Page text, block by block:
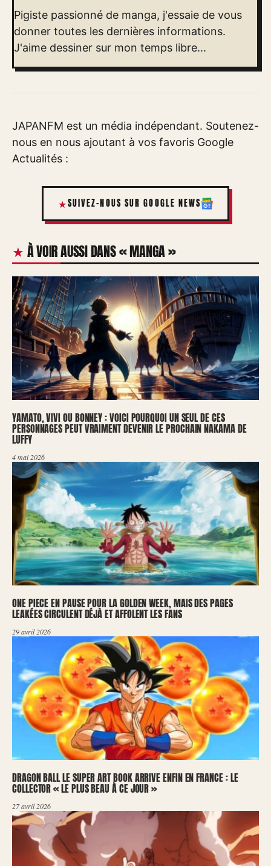
Pigiste passionné de manga, j'essaie de vous
donner toutes les dernières informations.
J'aime dessiner sur mon temps libre...
JAPANFM est un média indépendant. Soutenez-
nous en nous ajoutant à vos favoris Google
Actualités :
SUIVEZ-NOUS SUR GOOGLE NEWS
À VOIR AUSSI DANS « MANGA »
YAMATO, VIVI OU BONNEY : VOICI POURQUOI UN SEUL DE CES
PERSONNAGES PEUT VRAIMENT DEVENIR LE PROCHAIN NAKAMA DE
LUFFY
4 mai 2026
ONE PIECE EN PAUSE POUR LA GOLDEN WEEK, MAIS DES PAGES
LEAKÉES CIRCULENT DÉJÀ ET AFFOLENT LES FANS
29 avril 2026
DRAGON BALL LE SUPER ART BOOK ARRIVE ENFIN EN FRANCE : LE
COLLECTOR « LE PLUS BEAU À CE JOUR »
27 avril 2026